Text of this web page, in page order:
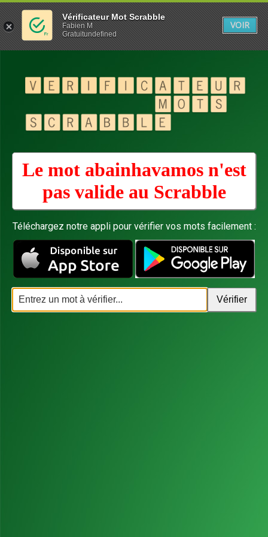
Le mot abainhavamos n'est
pas valide au Scrabble
Téléchargez notre appli pour vérifier vos mots facilement :
Vérificateur Mot Scrabble
Fabien M
Gratuitundefined
VOIR